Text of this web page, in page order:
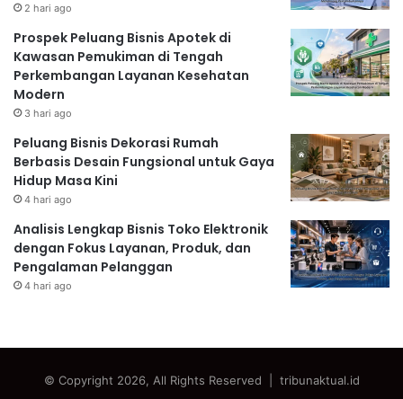
2 hari ago
Prospek Peluang Bisnis Apotek di
Kawasan Pemukiman di Tengah
Perkembangan Layanan Kesehatan
Modern
3 hari ago
Peluang Bisnis Dekorasi Rumah
Berbasis Desain Fungsional untuk Gaya
Hidup Masa Kini
4 hari ago
Analisis Lengkap Bisnis Toko Elektronik
dengan Fokus Layanan, Produk, dan
Pengalaman Pelanggan
4 hari ago
© Copyright 2026, All Rights Reserved | tribunaktual.id